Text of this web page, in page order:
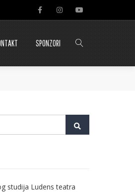
SPONZORI
studija Ludens teatra